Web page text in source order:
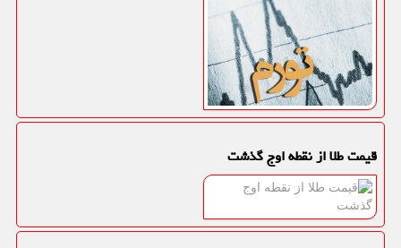
قیمت طلا از نقطه اوج گذشت